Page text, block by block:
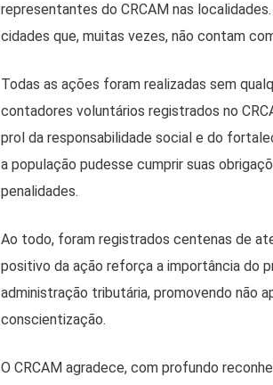
representantes do CRCAM nas
cidades que, muitas vezes, não contam
Todas as ações foram realizadas sem
contadores voluntários registrados no
prol da responsabilidade social e do
a população pudesse cumprir suas
penalidades.
Ao todo, foram registrados centenas de
positivo da ação reforça a importância do
administração tributária, promovendo não
conscientização.
O CRCAM agradece, com profundo